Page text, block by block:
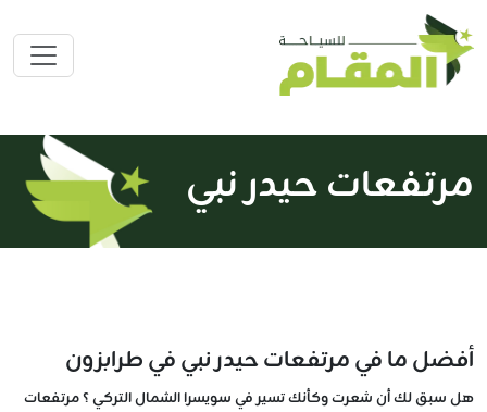
مرتفعات حيدر نبي
أفضل ما في مرتفعات حيدر نبي في طرابزون
هل سبق لك أن شعرت وكأنك تسير في سويسرا الشمال التركي ؟ مرتفعات